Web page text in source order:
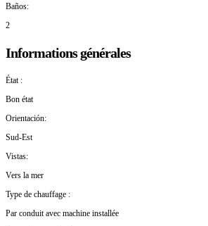
Baños:
2
Informations générales
État :
Bon état
Orientación:
Sud-Est
Vistas:
Vers la mer
Type de chauffage :
Par conduit avec machine installée